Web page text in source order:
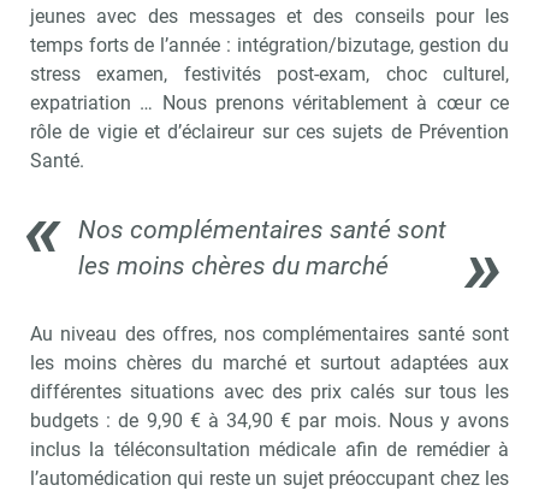
jeunes avec des messages et des conseils pour les
temps forts de l’année : intégration/bizutage, gestion du
stress examen, festivités post-exam, choc culturel,
expatriation … Nous prenons véritablement à cœur ce
rôle de vigie et d’éclaireur sur ces sujets de Prévention
Santé.
Nos complémentaires santé sont
les moins chères du marché
Au niveau des offres, nos complémentaires santé sont
les moins chères du marché et surtout adaptées aux
différentes situations avec des prix calés sur tous les
budgets : de 9,90 € à 34,90 € par mois. Nous y avons
inclus la téléconsultation médicale afin de remédier à
l’automédication qui reste un sujet préoccupant chez les
Non merci, je reçois déjà
!
Je déciderai plus
tard